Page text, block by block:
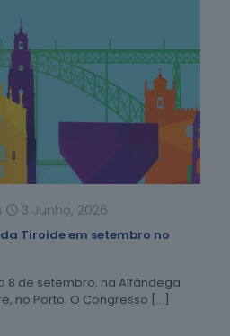
3 Junho, 2026
Tiroide em setembro no
8 de setembro, na Alfândega
no Porto. O Congresso […]